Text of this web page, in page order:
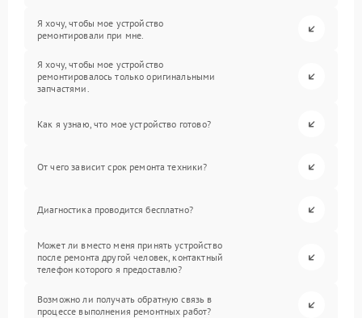
Я хочу, чтобы мое устройство
ремонтировали при мне.
Я хочу, чтобы мое устройство
ремонтировалось только оригинальными
запчастями.
Как я узнаю, что мое устройство готово?
От чего зависит срок ремонта техники?
Диагностика проводится бесплатно?
Может ли вместо меня принять устройство
после ремонта другой человек, контактный
телефон которого я предоставлю?
Возможно ли получать обратную связь в
процессе выполнения ремонтных работ?